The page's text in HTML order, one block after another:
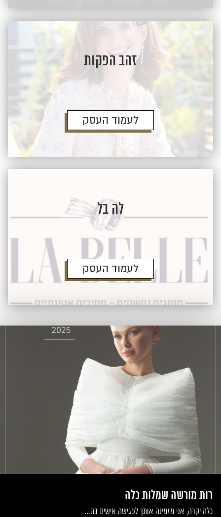
זהב הפקות
לעמוד העסק
לה בל
לעמוד העסק
רות מורשה שמלות כלה
כלה יקרה, אני מזמינה אותך לפגישה אישית בה…